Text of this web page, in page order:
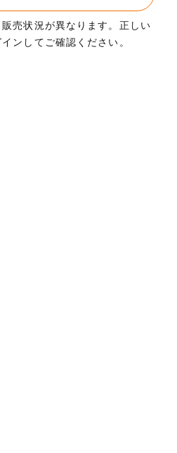
売状況が異なります。正しい
ンしてご確認ください。